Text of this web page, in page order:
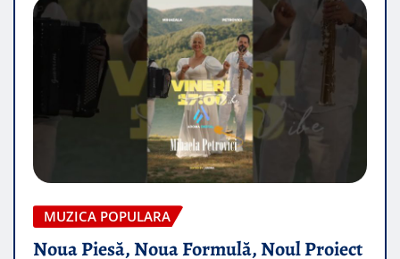
MUZICA POPULARA
Noua Piesă, Noua Formulă, Noul Proiect